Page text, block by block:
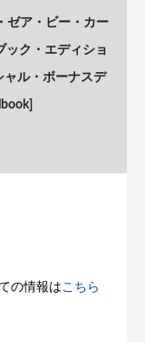
ゼア・ビー・カー
ック・エディショ
ャル・ボーナスデ
の情報は こちら